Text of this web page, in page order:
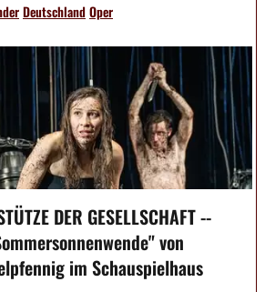
DeutschlandOper
DER GESELLSCHAFT --
von
im Schauspielhaus